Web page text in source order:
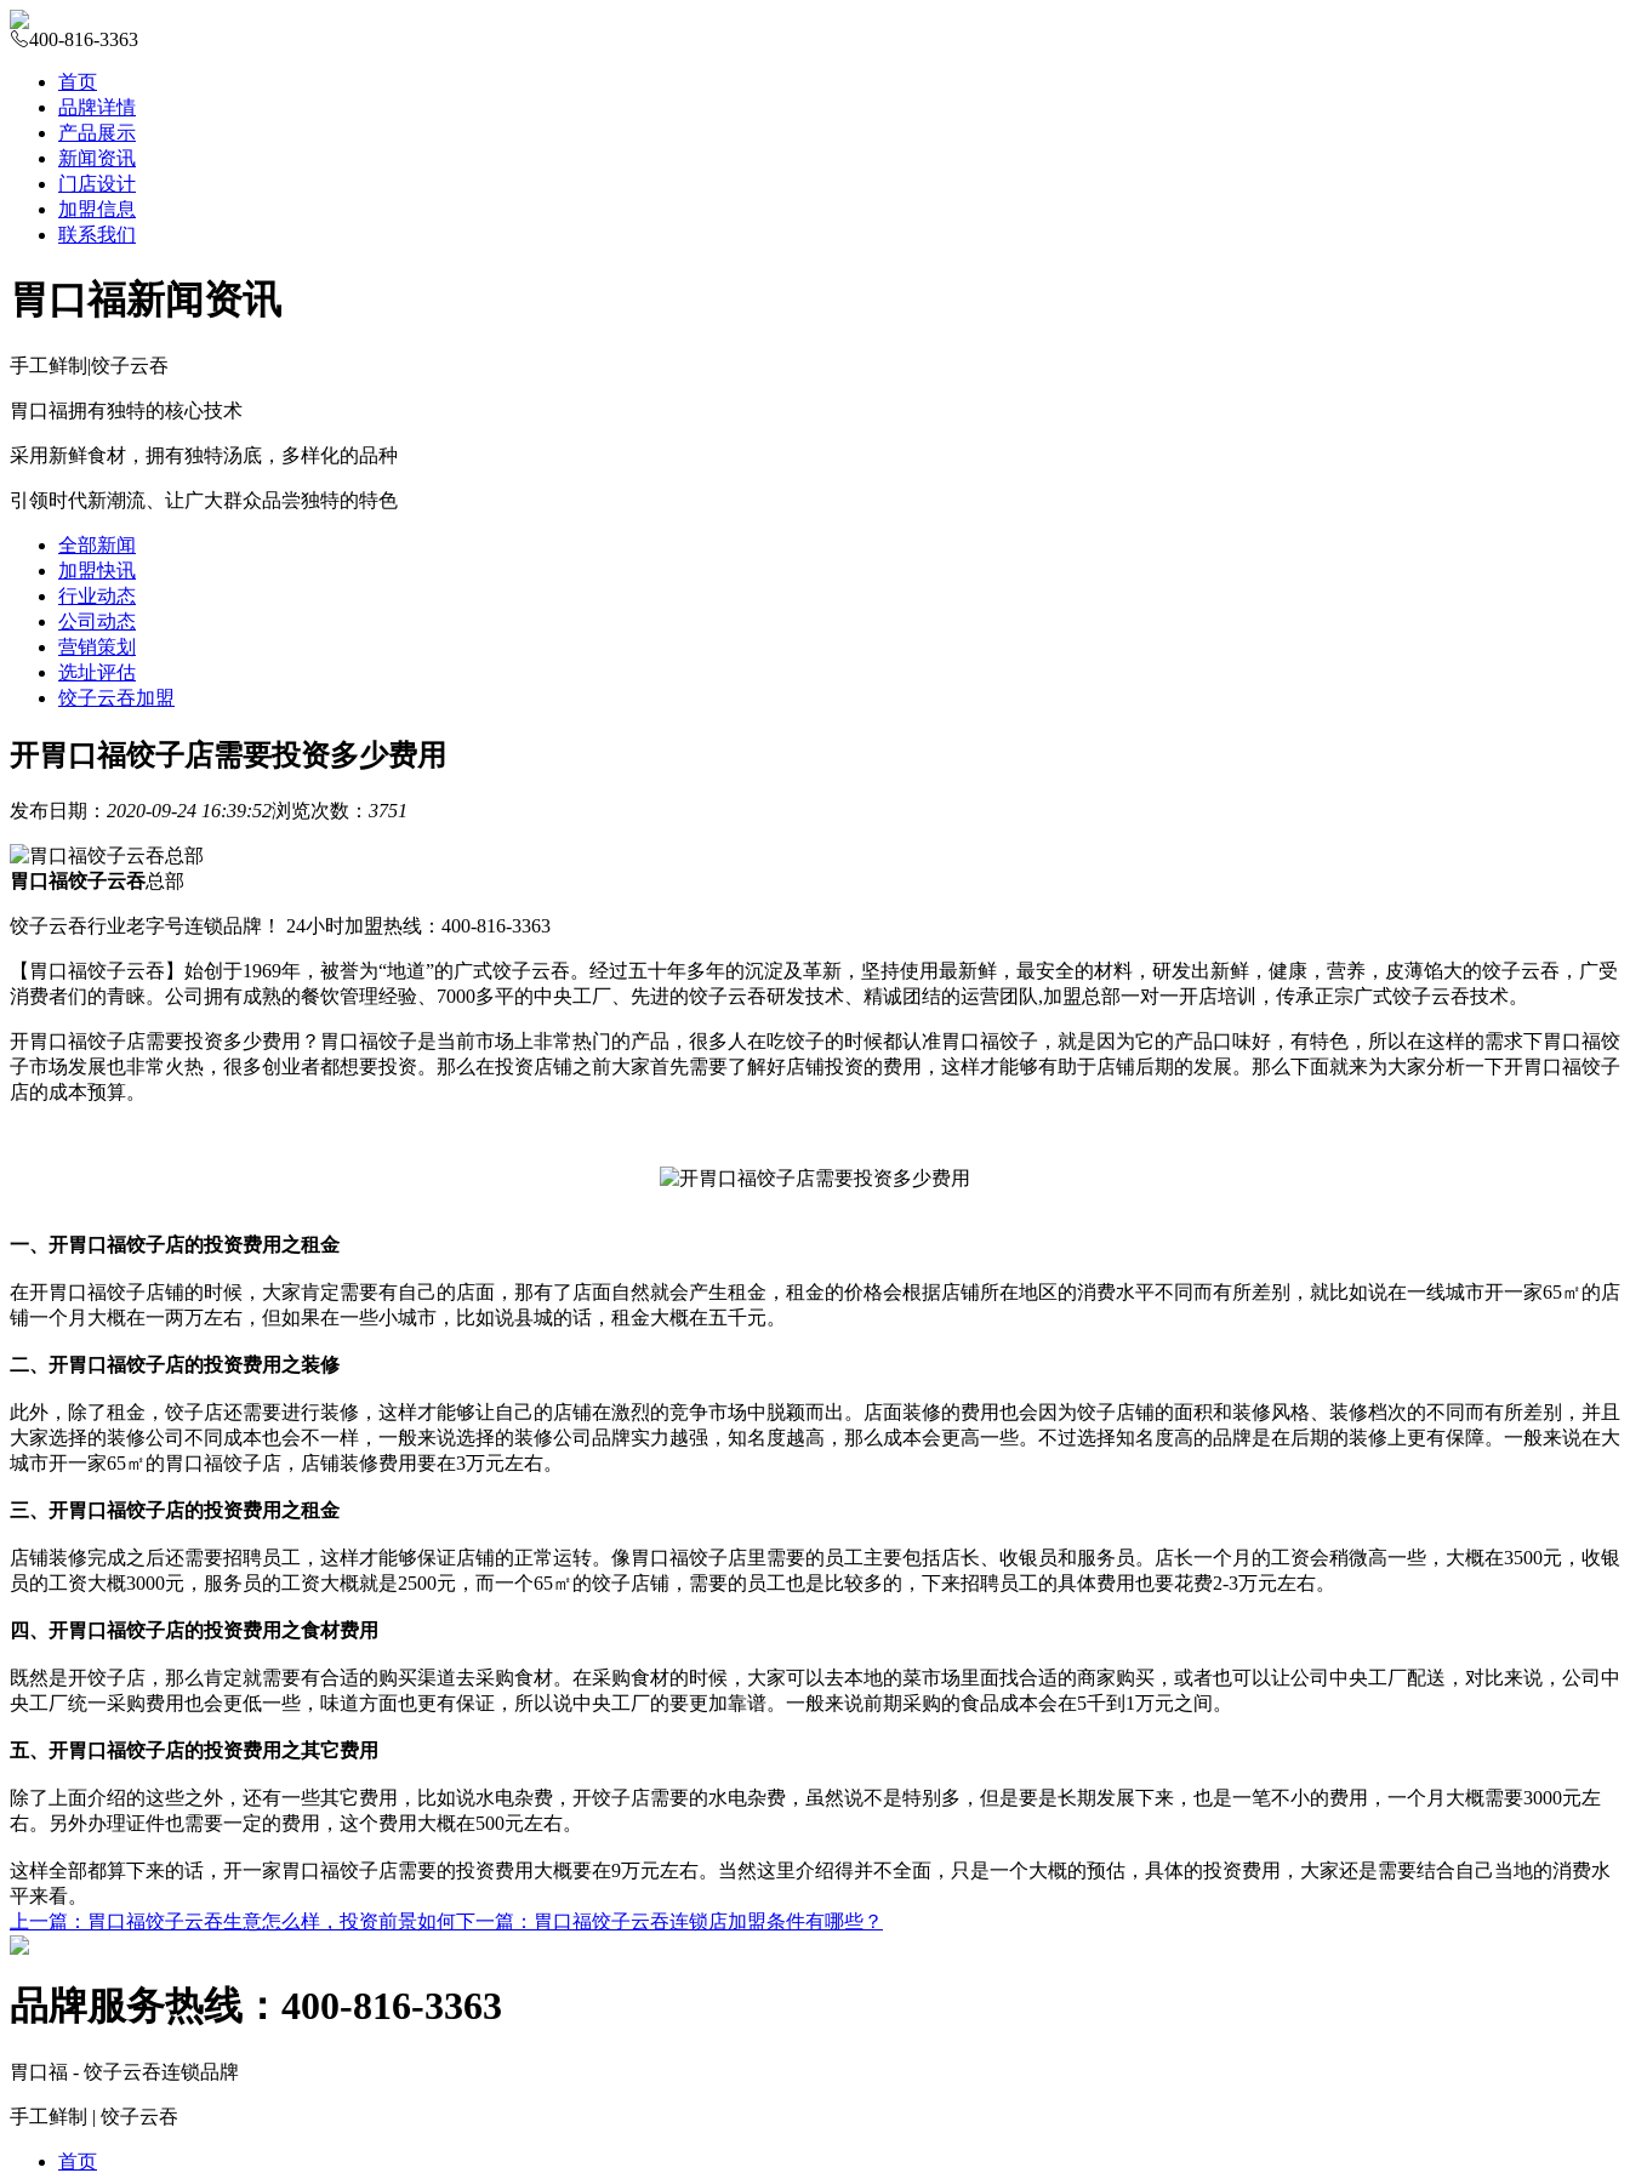
400-816-3363
首页
品牌详情
产品展示
新闻资讯
门店设计
加盟信息
联系我们
胃口福新闻资讯
手工鲜制 |饺子云吞
胃口福拥有独特的核心技术
采用新鲜食材，拥有独特汤底，多样化的品种
引领时代新潮流、让广大群众品尝独特的特色
全部新闻
加盟快讯
行业动态
公司动态
营销策划
选址评估
饺子云吞加盟
开胃口福饺子店需要投资多少费用
发布日期： 2020-09-24 16:39:52浏览次数： 3751
胃口福饺子云吞总部
饺子云吞行业老字号连锁品牌！ 24小时加盟热线：400-816-3363
【胃口福饺子云吞】始创于1969年，被誉为“地道”的广式饺子云吞。经过五十年多年的沉淀及革新，坚持使用最新鲜，最安全的材料，研发出新鲜，健康，营养，皮薄馅大的饺子云吞，广受
消费者们的青睐。公司拥有成熟的餐饮管理经验、7000多平的中央工厂、先进的饺子云吞研发技术、精诚团结的运营团队,加盟总部一对一开店培训，传承正宗广式饺子云吞技术。
开胃口福饺子店需要投资多少费用？胃口福饺子是当前市场上非常热门的产品，很多人在吃饺子的时候都认准胃口福饺子，就是因为它的产品口味好，有特色，所以在这样的需求下胃口福饺
子市场发展也非常火热，很多创业者都想要投资。那么在投资店铺之前大家首先需要了解好店铺投资的费用，这样才能够有助于店铺后期的发展。那么下面就来为大家分析一下开胃口福饺子
店的成本预算。
一、开胃口福饺子店的投资费用之租金
在开胃口福饺子店铺的时候，大家肯定需要有自己的店面，那有了店面自然就会产生租金，租金的价格会根据店铺所在地区的消费水平不同而有所差别，就比如说在一线城市开一家65㎡的店
铺一个月大概在一两万左右，但如果在一些小城市，比如说县城的话，租金大概在五千元。
二、开胃口福饺子店的投资费用之装修
此外，除了租金，饺子店还需要进行装修，这样才能够让自己的店铺在激烈的竞争市场中脱颖而出。店面装修的费用也会因为饺子店铺的面积和装修风格、装修档次的不同而有所差别，并且
大家选择的装修公司不同成本也会不一样，一般来说选择的装修公司品牌实力越强，知名度越高，那么成本会更高一些。不过选择知名度高的品牌是在后期的装修上更有保障。一般来说在大
城市开一家65㎡的胃口福饺子店，店铺装修费用要在3万元左右。
三、开胃口福饺子店的投资费用之租金
店铺装修完成之后还需要招聘员工，这样才能够保证店铺的正常运转。像胃口福饺子店里需要的员工主要包括店长、收银员和服务员。店长一个月的工资会稍微高一些，大概在3500元，收银
员的工资大概3000元，服务员的工资大概就是2500元，而一个65㎡的饺子店铺，需要的员工也是比较多的，下来招聘员工的具体费用也要花费2-3万元左右。
四、开胃口福饺子店的投资费用之食材费用
既然是开饺子店，那么肯定就需要有合适的购买渠道去采购食材。在采购食材的时候，大家可以去本地的菜市场里面找合适的商家购买，或者也可以让公司中央工厂配送，对比来说，公司中
央工厂统一采购费用也会更低一些，味道方面也更有保证，所以说中央工厂的要更加靠谱。一般来说前期采购的食品成本会在5千到1万元之间。
五、开胃口福饺子店的投资费用之其它费用
除了上面介绍的这些之外，还有一些其它费用，比如说水电杂费，开饺子店需要的水电杂费，虽然说不是特别多，但是要是长期发展下来，也是一笔不小的费用，一个月大概需要3000元左
右。另外办理证件也需要一定的费用，这个费用大概在500元左右。
这样全部都算下来的话，开一家胃口福饺子店需要的投资费用大概要在9万元左右。当然这里介绍得并不全面，只是一个大概的预估，具体的投资费用，大家还是需要结合自己当地的消费水
平来看。
上一篇 ：胃口福饺子云吞生意怎么样，投资前景如何下一篇 ：胃口福饺子云吞连锁店加盟条件有哪些？
品牌服务热线： 400-816-3363
胃口福 - 饺子云吞连锁品牌
手工鲜制 | 饺子云吞
首页